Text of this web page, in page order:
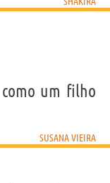
como um filho
SUSANA VIEIRA